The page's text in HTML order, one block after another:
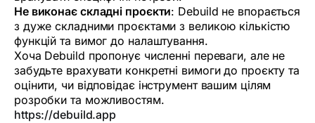
Не виконає складні проєкти: Debuild не впорається
з дуже складними проєктами з великою кількістю
функцій та вимог до налаштування.
Хоча Debuild пропонує численні переваги, але не
забудьте врахувати конкретні вимоги до проєкту та
оцінити, чи відповідає інструмент вашим цілям
розробки та можливостям.
https://debuild.app